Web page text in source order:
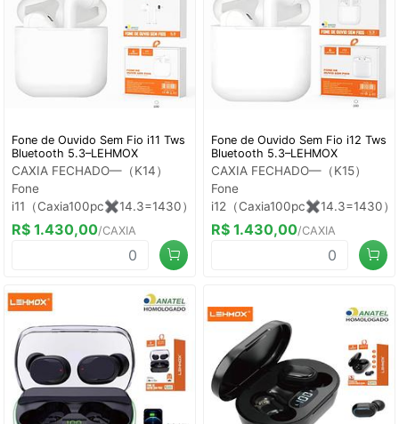
Fone de Ouvido Sem Fio i11 Tws
Bluetooth 5.3–LEHMOX
CAXIA FECHADO—（K14）
Fone
i11（Caxia100pc✖️14.3=1430）
R$ 1.430,00/CAXIA
Fone de Ouvido Sem Fio i12 Tws
Bluetooth 5.3–LEHMOX
CAXIA FECHADO—（K15）
Fone
i12（Caxia100pc✖️14.3=1430）
R$ 1.430,00/CAXIA